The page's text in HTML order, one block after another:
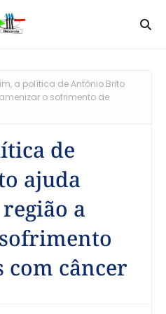
a política de Antônio Brito
o sofrimento de
de
ajuda
a
com câncer